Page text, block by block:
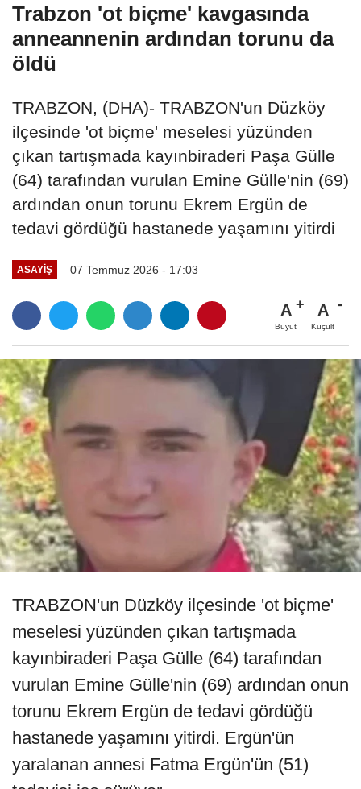
Trabzon 'ot biçme' kavgasında
anneannenin ardından torunu da
öldü
TRABZON, (DHA)- TRABZON'un Düzköy
ilçesinde 'ot biçme' meselesi yüzünden
çıkan tartışmada kayınbiraderi Paşa Gülle
(64) tarafından vurulan Emine Gülle'nin (69)
ardından onun torunu Ekrem Ergün de
tedavi gördüğü hastanede yaşamını yitirdi
ASAYIŞ 07 Temmuz 2026 - 17:03
A
Büyüt
A
Küçült
TRABZON'un Düzköy ilçesinde 'ot biçme'
meselesi yüzünden çıkan tartışmada
kayınbiraderi Paşa Gülle (64) tarafından
vurulan Emine Gülle'nin (69) ardından onun
torunu Ekrem Ergün de tedavi gördüğü
hastanede yaşamını yitirdi. Ergün'ün
yaralanan annesi Fatma Ergün'ün (51)